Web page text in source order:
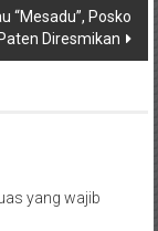
“Mesadu”, Posko
Diresmikan
yang wajib